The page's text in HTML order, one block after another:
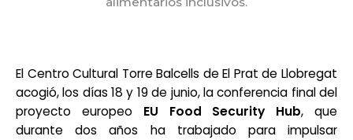
El Centro Cultural Torre Balcells de El Prat de Llobregat
acogió, los días 18 y 19 de junio, la conferencia final del
proyecto europeo EU Food Security Hub, que
durante dos años ha trabajado para impulsar